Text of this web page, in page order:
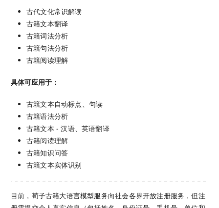
古代文化常识解读
古籍文本翻译
古籍词法分析
古籍句法分析
古籍阅读理解
具体可应用于：
古籍文本自动标点、句读
古籍语法分析
古籍文本 - 汉语、英语翻译
古籍阅读理解
古籍知识问答
古籍文本实体识别
目前，荀子古籍大语言模型服务向社会各界开放注册服务，但注